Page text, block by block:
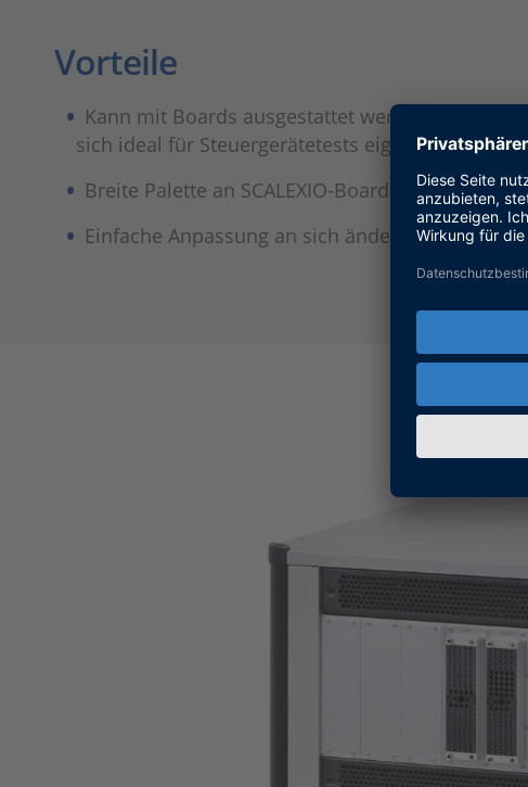
Vorteile
Kann mit Boards ausgestattet werden, die
sich ideal für Steuergerätetests eignet.
Breite Palette an SCALEXIO-Boards wie
Einfache Anpassung an sich ändernde